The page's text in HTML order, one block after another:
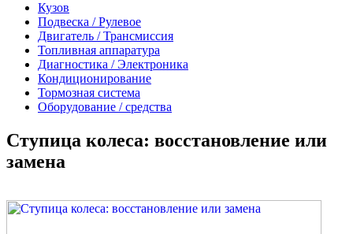
Кузов
Подвеска / Рулевое
Двигатель / Трансмиссия
Топливная аппаратура
Диагностика / Электроника
Кондиционирование
Тормозная система
Оборудование / средства
Ступица колеса: восстановление или
замена